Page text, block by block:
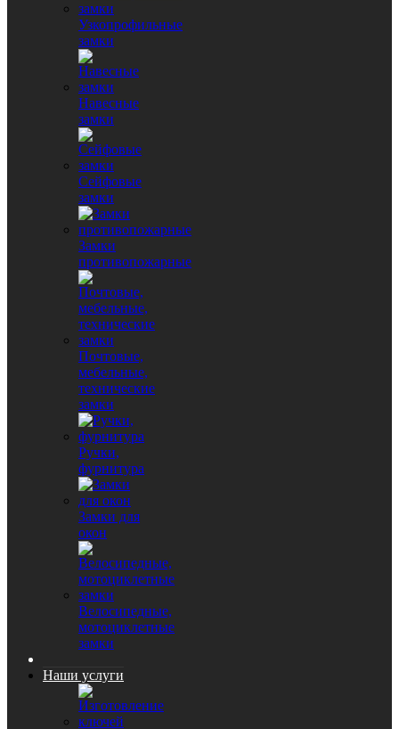
Узкопрофильные
замки
Навесные
замки
Сейфовые
замки
Замки
противопожарные
Почтовые,
мебельные,
технические
замки
Ручки,
фурнитура
Замки для
окон
Велосипедные,
мотоциклетные
замки
Наши услуги